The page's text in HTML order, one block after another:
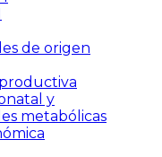
de origen
y
metabólicas